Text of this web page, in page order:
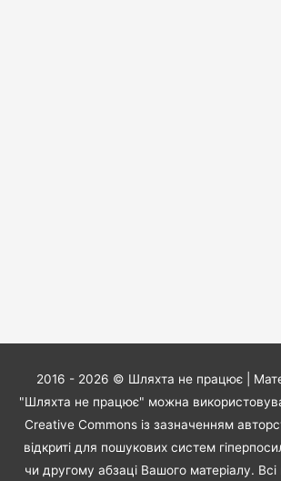
2016 - 2026 © Шляхта не працює|
"Шляхта не працює" можна
Creative Commons із зазначенням
відкриті для пошукових систем
чи другому абзаці Вашого матеріалу.